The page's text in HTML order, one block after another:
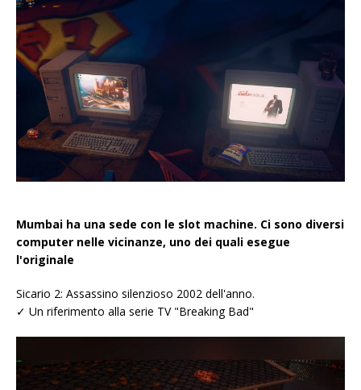
Mumbai ha una sede con le slot machine. Ci sono diversi
computer nelle vicinanze, uno dei quali esegue
l'originale
Sicario 2: Assassino silenzioso 2002 dell'anno.
✓ Un riferimento alla serie TV "Breaking Bad"